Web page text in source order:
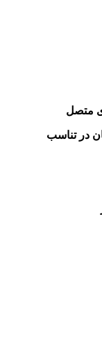
متصل
در تناسب